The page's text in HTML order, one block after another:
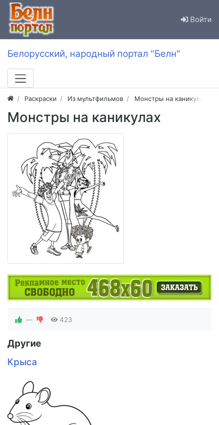
Войти
Белорусский, народный портал "Белн"
Раскраски Из мультфильмов Монстры на каникулах
Монстры на каникулах
— 423
Другие
Крыса